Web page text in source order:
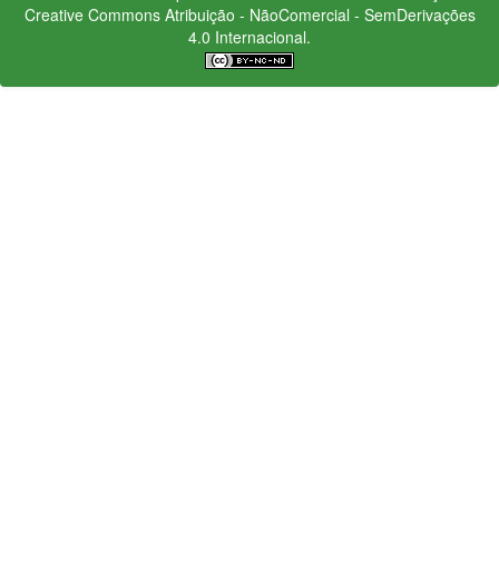
Creative CommonsAtribuição - NãoComercial - SemDerivações
4.0 Internacional.